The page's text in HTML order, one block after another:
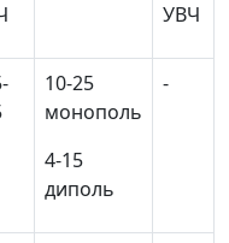
УВЧ
10-25
монополь
4-15
диполь
-